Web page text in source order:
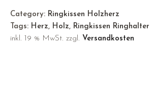
Category: Ringkissen Holzherz
Tags: Herz, Holz, Ringkissen Ringhalter
inkl. 19 % MwSt. zzgl. Versandkosten